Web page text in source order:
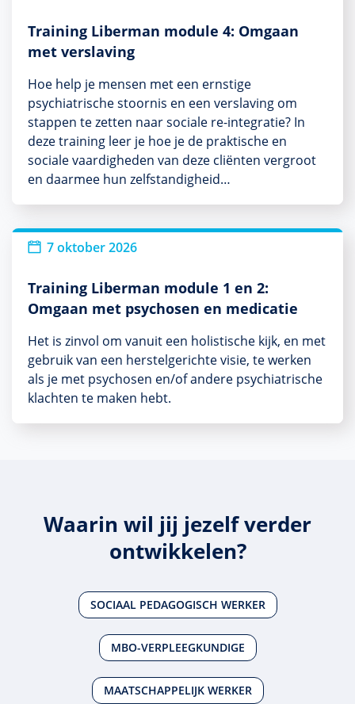
Training Liberman module 4: Omgaan
met verslaving
Hoe help je mensen met een ernstige
psychiatrische stoornis en een verslaving om
stappen te zetten naar sociale re-integratie? In
deze training leer je hoe je de praktische en
sociale vaardigheden van deze cliënten vergroot
en daarmee hun zelfstandigheid…
7 oktober 2026
Training Liberman module 1 en 2:
Omgaan met psychosen en medicatie
Het is zinvol om vanuit een holistische kijk, en met
gebruik van een herstelgerichte visie, te werken
als je met psychosen en/of andere psychiatrische
klachten te maken hebt.
Waarin wil jij jezelf verder
ontwikkelen?
SOCIAAL PEDAGOGISCH WERKER
MBO-VERPLEEGKUNDIGE
MAATSCHAPPELIJK WERKER